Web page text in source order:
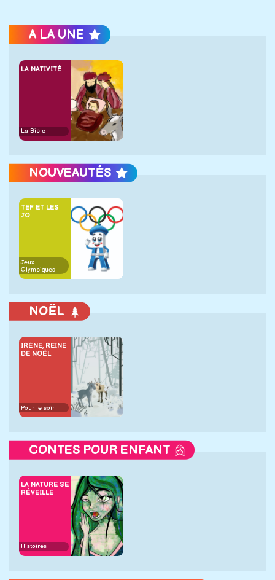
A LA UNE
LA NATIVITÉ
La Bible
NOUVEAUTÉS
TEF ET LES
JO
Jeux
Olympiques
NOËL
IRÈNE, REINE
DE NOËL
Pour le soir
CONTES POUR ENFANT
LA NATURE SE
RÉVEILLE
Histoires